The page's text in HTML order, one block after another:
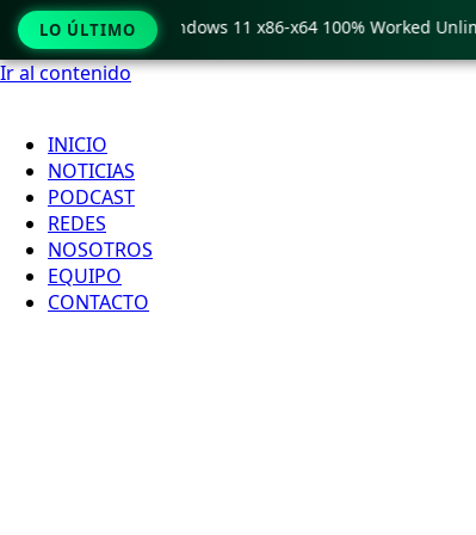
Ir al contenido
INICIO
NOTICIAS
PODCAST
REDES
NOSOTROS
EQUIPO
CONTACTO
LO ÚLTIMO
Crack only Windows 11 x86-x64 100% Worked Unlimited